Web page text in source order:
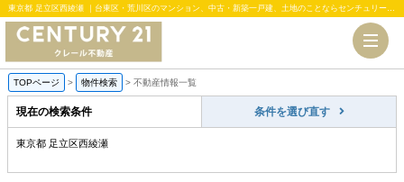
東京都 足立区西綾瀬 ｜台東区・荒川区のマンション、中古・新築一戸建、土地のことならセンチュリー21クレール不動産
TOPページ > 物件検索 > 不動産情報一覧
現在の検索条件 条件を選び直す
東京都 足立区西綾瀬